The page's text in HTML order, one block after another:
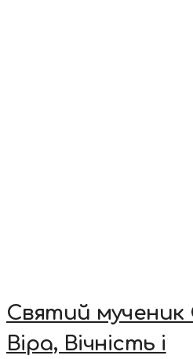
Святий мученик
Віра, Вічність і